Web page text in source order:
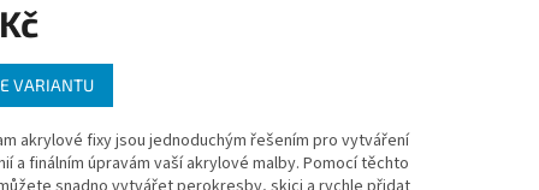
VARIANTU
akrylové fixy jsou jednoduchým řešením pro vytváření
a finálním úpravám vaší akrylové malby. Pomocí těchto